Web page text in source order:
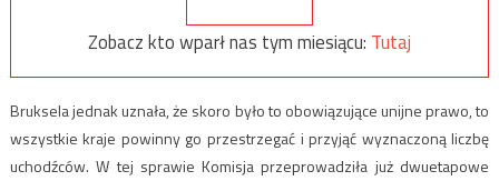
Zobacz kto wparł nas tym miesiącu: Tutaj
Bruksela jednak uznała, że skoro było to obowiązujące unijne prawo, to
wszystkie kraje powinny go przestrzegać i przyjąć wyznaczoną liczbę
uchodźców. W tej sprawie Komisja przeprowadziła już dwuetapowe